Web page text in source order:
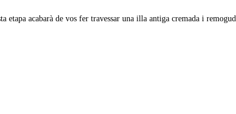
acabarà de vos fer travessar una illa antiga cremada i